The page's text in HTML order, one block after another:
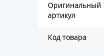
Оригинальный
артикул
Код товара